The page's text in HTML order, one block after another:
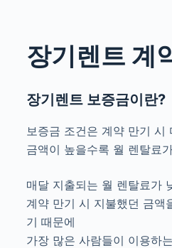
장기렌트 계
장기렌트 보증금이란?
보증금 조건은 계약 만기 시
금액이 높을수록 월 렌탈료
매달 지출되는 월 렌탈료가
계약 만기 시 지불했던 금액
기 때문에
가장 많은 사람들이 이용하